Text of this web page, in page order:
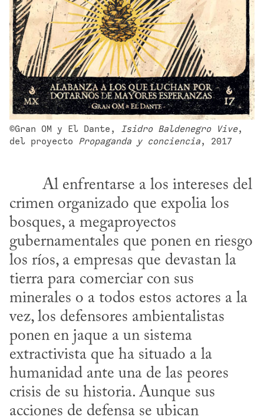
©Gran OM y El Dante, Isidro Baldenegro Vive,
del proyecto Propaganda y conciencia, 2017
crimen organizado que expolia los
bosques, a megaproyectos
gubernamentales que ponen en riesgo
los ríos, a empresas que devastan la
tierra para comerciar con sus
minerales o a todos estos actores a la
vez, los defensores ambientalistas
ponen en jaque a un sistema
extractivista que ha situado a la
humanidad ante una de las peores
crisis de su historia. Aunque sus
acciones de defensa se ubican